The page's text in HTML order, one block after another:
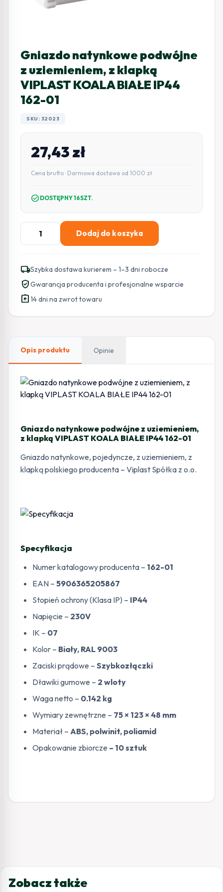
Gniazdo natynkowe podwójne
z uziemieniem, z klapką
VIPLAST KOALA BIAŁE IP44
162-01
SKU: 32023
27,43zł
Cena brutto · Darmowa dostawa od 1000 zł
check_circle DOSTĘPNY 16SZT.
ilość
Gniazdo
podwójne
z
uziemieniem,
z
BIAŁE
01
Dodaj do koszyka
local_shippingSzybka dostawa kurierem – 1–3 dni robocze
verified_userGwarancja producenta i profesjonalne wsparcie
assignment_return14 dni na zwrot towaru
Opis produktu Opinie
Gniazdo natynkowe podwójne z uziemieniem,
z klapką VIPLAST KOALA BIAŁE IP44 162-01
Gniazdo natynkowe, pojedyncze, z uziemieniem, z
klapką polskiego producenta – Viplast Spółka z o.o.
Specyfikacja
Numer katalogowy producenta – 162-01
EAN – 5906365205867
Stopień ochrony (Klasa IP) – IP44
Napięcie – 230V
IK – 07
Kolor – Biały, RAL 9003
Zaciski prądowe – Szybkozłączki
Dławiki gumowe – 2 wloty
Waga netto – 0.142 kg
Wymiary zewnętrzne – 75 × 123 × 48 mm
Materiał – ABS, polwinit, poliamid
Opakowanie zbiorcze – 10 sztuk
Zobacz także